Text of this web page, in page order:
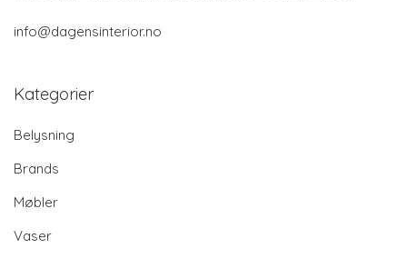
info@dagensinterior.no
Kategorier
Belysning
Brands
Møbler
Vaser